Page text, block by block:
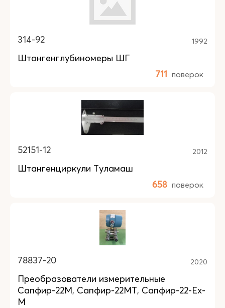
314-92 1992
Штангенглубиномеры ШГ
711 поверок
52151-12 2012
Штангенциркули Туламаш
658 поверок
78837-20 2020
Преобразователи измерительные
Сапфир-22М, Сапфир-22МТ, Сапфир-22-Ex-
М